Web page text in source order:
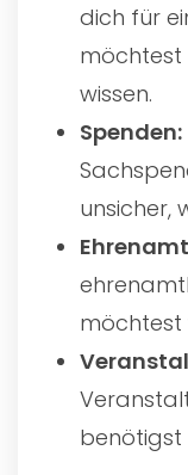
dich für
möchtest
wissen.
Spenden:
unsicher,
möchtest
benötigst